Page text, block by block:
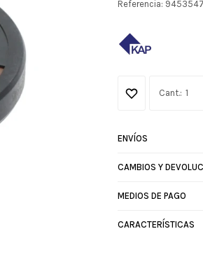
Referencia:
1
ENVÍOS
CAMBIOS Y
MEDIOS DE PAGO
CARACTERÍSTICAS